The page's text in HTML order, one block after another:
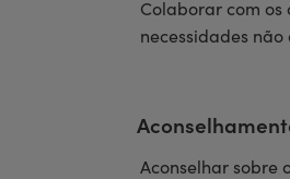
Colaborar com os
necessidades não
Aconselhar sobre